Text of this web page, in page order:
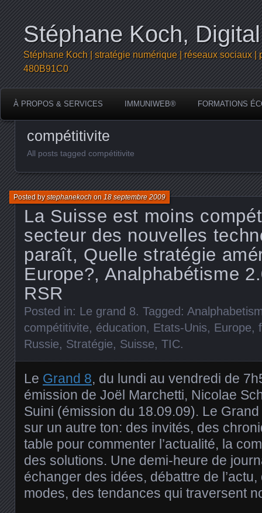
Stéphane Koch,
Stéphane Koch | stratégie numérique | réseaux sociaux
480B91C0
À PROPOS & SERVICES IMMUNIWEB® FORMATIONS
compétitivite
All posts tagged compétitivite
La Suisse est moins
secteur des nouvelles
paraît, Quelle stratégie
Europe?, Analphabétisme
RSR
Posted bystephanekochon 18 septembre 2009
Posted in: Le grand 8. Tagged:
compétitivite, éducation, Etats-Unis, Europe,
Russie, Stratégie, Suisse, TIC.
Le Grand 8, du lundi au vendredi de
émission de Joël Marchetti, Nicolae
Suini (émission du 18.09.09). Le Grand
sur un autre ton: des invités, des
table pour commenter l’actualité, la
des solutions. Une demi-heure de
échanger des idées, débattre de
modes, des tendances qui traversent